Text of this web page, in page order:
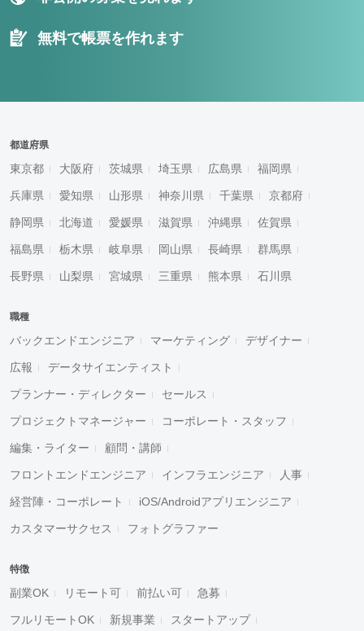
無料で帳票を作れます
都道府県
東京都 大阪府 茨城県 埼玉県 広島県 福岡県
兵庫県 愛知県 山形県 神奈川県 千葉県 京都府
静岡県 北海道 愛媛県 滋賀県 沖縄県 佐賀県
福島県 栃木県 岐阜県 岡山県 長崎県 群馬県
長野県 山梨県 宮城県 三重県 熊本県 石川県
職種
バックエンドエンジニア マーケティング デザイナー
広報 データサイエンティスト
プランナー・ディレクター セールス
プロジェクトマネージャー コーポレート・スタッフ
編集・ライター 顧問・講師
フロントエンドエンジニア インフラエンジニア 人事
経営陣・コーポレート iOS/Androidアプリエンジニア
カスタマーサクセス フォトグラファー
特徴
副業OK リモート可 前払い可 急募
フルリモートOK 新規事業 スタートアップ